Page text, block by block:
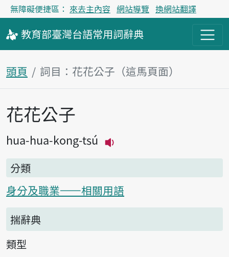
無障礙便捷區： 來去主內容 網站導覽 換網站翻譯
教育部臺灣台語常用詞辭典
頭頁 詞目：花花公子（這馬頁面）
主內容區
花花公子
hua-hua-kong-tsú
分類
身分及職業——相關用語
揣辭典
類型